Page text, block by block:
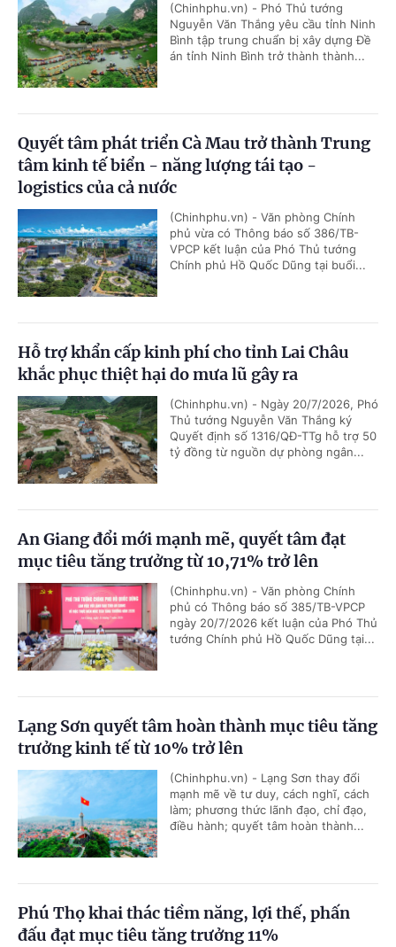
(Chinhphu.vn) - Phó Thủ tướng
Nguyễn Văn Thắng yêu cầu tỉnh Ninh
Bình tập trung chuẩn bị xây dựng Đề
án tỉnh Ninh Bình trở thành thành...
Quyết tâm phát triển Cà Mau trở thành Trung
tâm kinh tế biển - năng lượng tái tạo -
logistics của cả nước
(Chinhphu.vn) - Văn phòng Chính
phủ vừa có Thông báo số 386/TB-
VPCP kết luận của Phó Thủ tướng
Chính phủ Hồ Quốc Dũng tại buổi...
Hỗ trợ khẩn cấp kinh phí cho tỉnh Lai Châu
khắc phục thiệt hại do mưa lũ gây ra
(Chinhphu.vn) - Ngày 20/7/2026, Phó
Thủ tướng Nguyễn Văn Thắng ký
Quyết định số 1316/QĐ-TTg hỗ trợ 50
tỷ đồng từ nguồn dự phòng ngân...
An Giang đổi mới mạnh mẽ, quyết tâm đạt
mục tiêu tăng trưởng từ 10,71% trở lên
(Chinhphu.vn) - Văn phòng Chính
phủ có Thông báo số 385/TB-VPCP
ngày 20/7/2026 kết luận của Phó Thủ
tướng Chính phủ Hồ Quốc Dũng tại...
Lạng Sơn quyết tâm hoàn thành mục tiêu tăng
trưởng kinh tế từ 10% trở lên
(Chinhphu.vn) - Lạng Sơn thay đổi
mạnh mẽ về tư duy, cách nghĩ, cách
làm; phương thức lãnh đạo, chỉ đạo,
điều hành; quyết tâm hoàn thành...
Phú Thọ khai thác tiềm năng, lợi thế, phấn
đấu đạt mục tiêu tăng trưởng 11%